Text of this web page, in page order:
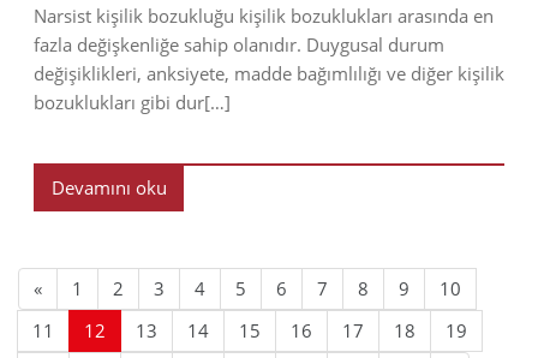
Narsist kişilik bozukluğu kişilik bozuklukları arasında en
fazla değişkenliğe sahip olanıdır. Duygusal durum
değişiklikleri, anksiyete, madde bağımlılığı ve diğer kişilik
bozuklukları gibi dur[…]
Devamını oku
« 1 2 3 4 5 6 7 8 9
10
11
12 13 14 15 16 17 18
19